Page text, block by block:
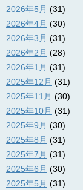
2026年5月 (31)
2026年4月 (30)
2026年3月 (31)
2026年2月 (28)
2026年1月 (31)
2025年12月 (31)
2025年11月 (30)
2025年10月 (31)
2025年9月 (30)
2025年8月 (31)
2025年7月 (31)
2025年6月 (30)
2025年5月 (31)